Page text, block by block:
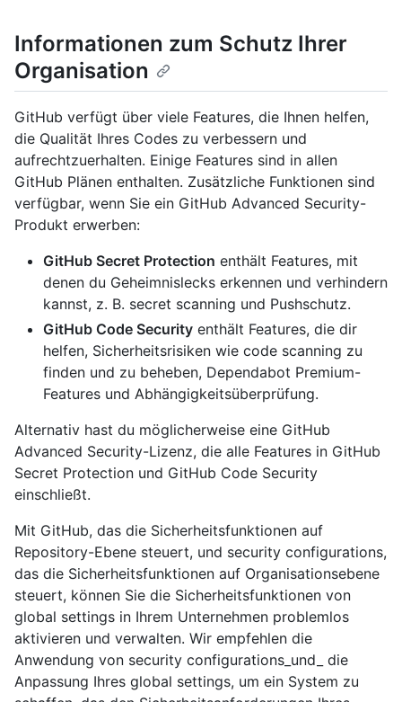
Informationen zum Schutz Ihrer
Organisation
GitHub verfügt über viele Features, die Ihnen helfen,
die Qualität Ihres Codes zu verbessern und
aufrechtzuerhalten. Einige Features sind in allen
GitHub Plänen enthalten. Zusätzliche Funktionen sind
verfügbar, wenn Sie ein GitHub Advanced Security-
Produkt erwerben:
GitHub Secret Protection enthält Features, mit
denen du Geheimnislecks erkennen und verhindern
kannst, z. B. secret scanning und Pushschutz.
GitHub Code Security enthält Features, die dir
helfen, Sicherheitsrisiken wie code scanning zu
finden und zu beheben, Dependabot Premium-
Features und Abhängigkeitsüberprüfung.
Alternativ hast du möglicherweise eine GitHub
Advanced Security-Lizenz, die alle Features in GitHub
Secret Protection und GitHub Code Security
einschließt.
Mit GitHub, das die Sicherheitsfunktionen auf
Repository-Ebene steuert, und security configurations,
das die Sicherheitsfunktionen auf Organisationsebene
steuert, können Sie die Sicherheitsfunktionen von
global settings in Ihrem Unternehmen problemlos
aktivieren und verwalten. Wir empfehlen die
Anwendung von security configurations_und_ die
Anpassung Ihres global settings, um ein System zu